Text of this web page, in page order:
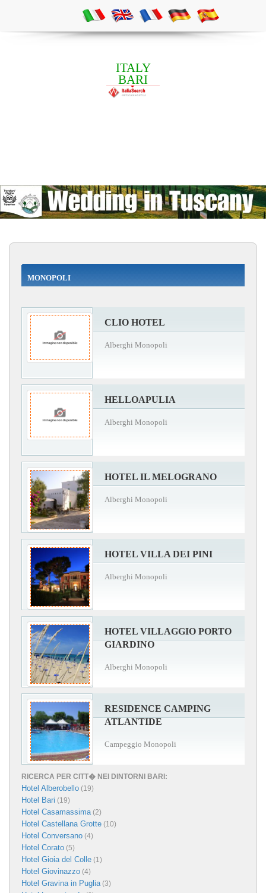
ITALY
BARI
MONOPOLI
CLIO HOTEL
Alberghi Monopoli
HELLOAPULIA
Alberghi Monopoli
HOTEL IL MELOGRANO
Alberghi Monopoli
HOTEL VILLA DEI PINI
Alberghi Monopoli
HOTEL VILLAGGIO PORTO
GIARDINO
Alberghi Monopoli
RESIDENCE CAMPING
ATLANTIDE
Campeggio Monopoli
RICERCA PER CITT� NEI DINTORNI BARI:
Hotel Alberobello (19)
Hotel Bari (19)
Hotel Casamassima(2)
Hotel Castellana Grotte (10)
Hotel Conversano (4)
Hotel Corato (5)
Hotel Gioia del Colle (1)
Hotel Giovinazzo (4)
Hotel Gravina in Puglia(3)